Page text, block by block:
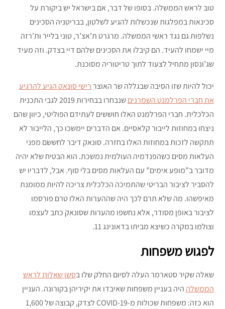
טוב לראש הממשלה. בסופו של דבר, אם בישראל יש ביקורת על
סכינאות במפלגות שנכשלות להגיע לשלטון, בבריטניה הסכינים
נשלפות גם נגד ראשי הממשלה. מרגרט ת’אצ’ר, טוני בלייר ות’רזה
מיי ישמחו להעיד. הם קיבלו את הסכינים שלהם דיי בצדק. וזה מעיד
שג’ונסון מתחיל לצעוד לתוך טריטוריה מסוכנת.
יכול להיות שזו הסיבה שבגללה שר האוצררישי סונאק הגיע להרגיע
את חברי הפרלמנט השמרנים
שנבחרו בבחירות 2019 לגבי התכנית
הכלכלית. חברי הפרלמנט האלו חוששים לעתידם הפוליטי, כיוון שהם
ניצחו במחוזות לייבור קלאסיים. אם הדברים יימשכו כך, הלייבור לא
תתקשה לזכות במחוזות האלו בחזרה. סונאק דיבר לחששם מפני
העלאות מסים כשהפנדמיה העולמית נמשכת. הוא הבטיח שלא יהיה
מדובר ב”מופע אימים” עם העלאות מסים בלי סוף. אבל, לדבריו יש
להסביר לציבור הבריטי שהתמיכה הכלכלית צריכה להיות ממומנת
מאיפשהו. מה שלא תרם לכך היה שההערות האלו טרם פורסמו
לציבור באופן מסודר, אלא נחשפו מהערות שסונאק כתב לעצמו
וצולמו במקרה כשיצא מביתו בדאונינג 11.
לפגוש משפחות
שאלה שקיר סטארמר העלה לסיום החלק שלו בסשן שאלות לראש
הממשלה היה בעניין משפחות שאיבדו את יקיריהן בקורונה. העניין
הוא כזה: משפחות שכולות מ-COVID-19 לצדק, קבוצה של 1,600